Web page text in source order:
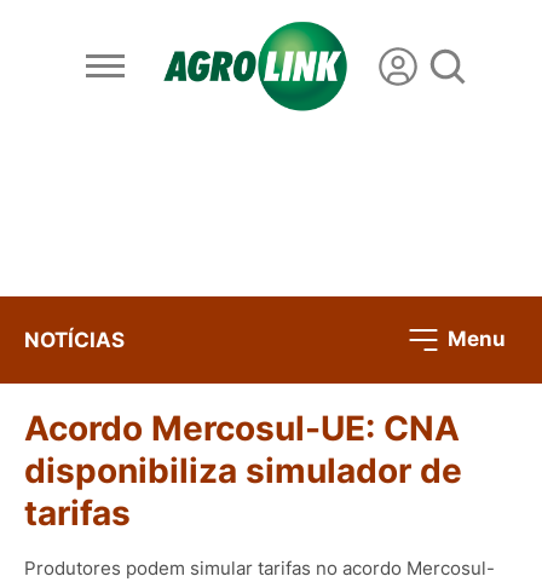
NOTÍCIAS Menu
Acordo Mercosul-UE: CNA
disponibiliza simulador de
tarifas
Produtores podem simular tarifas no acordo Mercosul-